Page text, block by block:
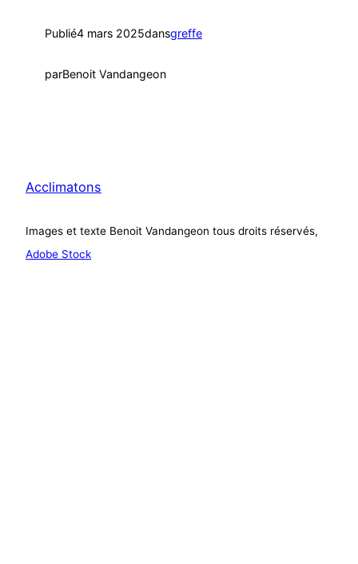
Publié4 mars 2025dansgreffe
parBenoit Vandangeon
Acclimatons
Images et texte Benoit Vandangeon tous droits réservés,
Adobe Stock